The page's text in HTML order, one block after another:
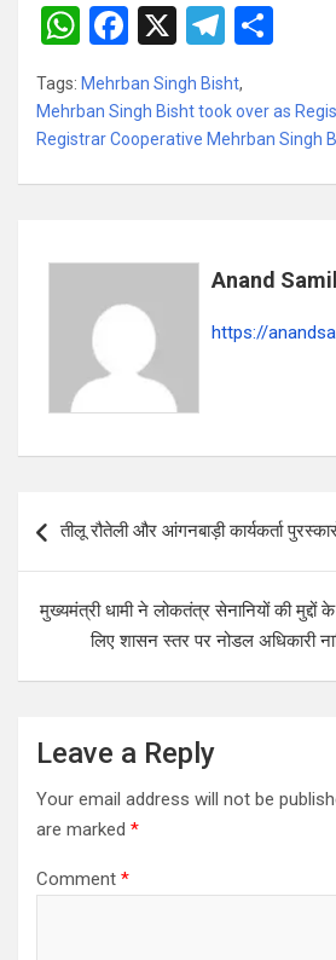
W
h
at
s
A
p
F
ce
b
o
k
X
T
el
e
gr
a
ar
e
Tags: Mehrban Singh Bisht,
Mehrban Singh Bisht took over as
Registrar Cooperative Mehrban Singh
Anand
https://
तीलू रौतेली और आंगनबाड़ी कार्यकर्ता
मुख्यमंत्री धामी ने लोकतंत्र सेनानियों की मुद्दों
लिए शासन स्तर पर नोडल अधिकारी
Leave a Reply
Your email address will not be
are marked *
Comment *